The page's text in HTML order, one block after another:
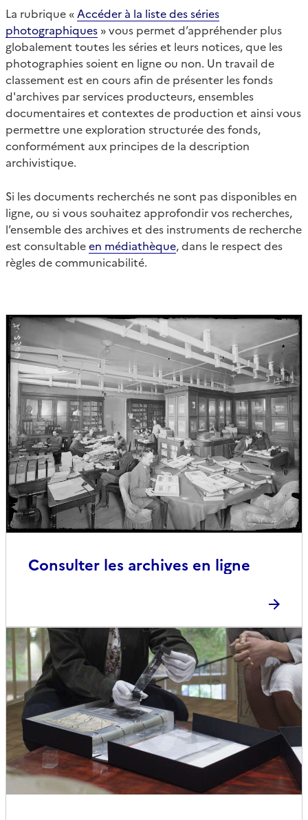
La rubrique « Accéder à la liste des séries
photographiques » vous permet d’appréhender plus
globalement toutes les séries et leurs notices, que les
photographies soient en ligne ou non. Un travail de
classement est en cours afin de présenter les fonds
d'archives par services producteurs, ensembles
documentaires et contextes de production et ainsi vous
permettre une exploration structurée des fonds,
conformément aux principes de la description
archivistique.
Si les documents recherchés ne sont pas disponibles en
ligne, ou si vous souhaitez approfondir vos recherches,
l’ensemble des archives et des instruments de recherche
est consultableen médiathèque, dans le respect des
règles de communicabilité.
Consulter les archives en ligne